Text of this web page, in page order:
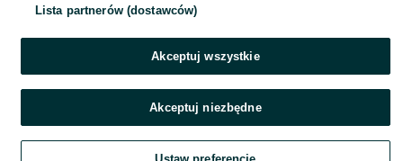
Lista partnerów (dostawców)
Akceptuj wszystkie
Akceptuj niezbędne